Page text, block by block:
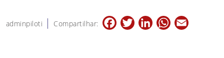
adminpiloti Compartilhar: Facebook
TwitterLinkedInWhatsApp
Email